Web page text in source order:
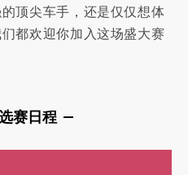
顶尖车手，还是仅仅想体
都欢迎你加入这场盛大赛
赛日程